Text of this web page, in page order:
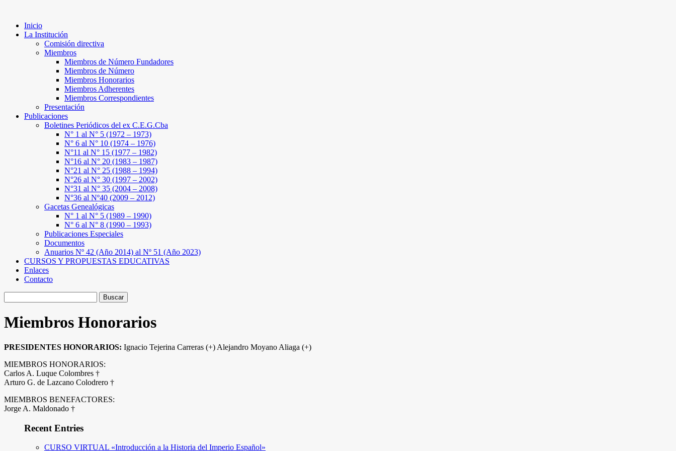
Inicio
La Institución
Comisión directiva
Miembros
Miembros de Número Fundadores
Miembros de Número
Miembros Honorarios
Miembros Adherentes
Miembros Correspondientes
Presentación
Publicaciones
Boletines Periódicos del ex C.E.G.Cba
N° 1 al N° 5 (1972 – 1973)
N° 6 al N° 10 (1974 – 1976)
N°11 al N° 15 (1977 – 1982)
N°16 al N° 20 (1983 – 1987)
N°21 al N° 25 (1988 – 1994)
N°26 al N° 30 (1997 – 2002)
N°31 al N° 35 (2004 – 2008)
N°36 al Nº40 (2009 – 2012)
Gacetas Genealógicas
N° 1 al N° 5 (1989 – 1990)
N° 6 al N° 8 (1990 – 1993)
Publicaciones Especiales
Documentos
Anuarios Nº 42 (Año 2014) al Nº 51 (Año 2023)
CURSOS Y PROPUESTAS EDUCATIVAS
Enlaces
Contacto
Miembros Honorarios
PRESIDENTES HONORARIOS: Ignacio Tejerina Carreras (+) Alejandro Moyano Aliaga (+)
MIEMBROS HONORARIOS:
Carlos A. Luque Colombres †
Arturo G. de Lazcano Colodrero †
MIEMBROS BENEFACTORES:
Jorge A. Maldonado †
Recent Entries
CURSO VIRTUAL «Introducción a la Historia del Imperio Español»